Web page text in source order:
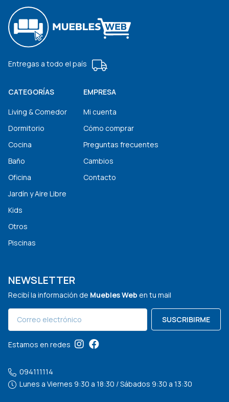
Entregas a todo el país
CATEGORÍAS
Living & Comedor
Dormitorio
Cocina
Baño
Oficina
Jardín y Aire Libre
Kids
Otros
Piscinas
EMPRESA
Mi cuenta
Cómo comprar
Preguntas frecuentes
Cambios
Contacto
NEWSLETTER
Recibí la información de Muebles Web en tu mail
SUSCRIBIRME
Estamos en redes
094111114
Lunes a Viernes 9:30 a 18:30 / Sábados 9:30 a 13:30